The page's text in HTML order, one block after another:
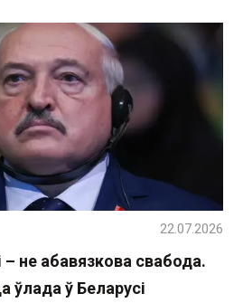
не абавязкова свабода.
ўлада ў Беларусі
22.07.2026